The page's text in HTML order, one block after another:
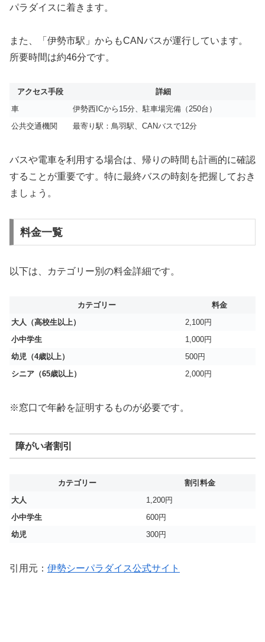
パラダイスに着きます。
また、「伊勢市駅」からもCANバスが運行しています。
所要時間は約46分です。
アクセス手段
詳細
車
伊勢西ICから15分、駐車場完備（250台）
公共交通機関
最寄り駅：鳥羽駅、CANバスで12分
バスや電車を利用する場合は、帰りの時間も計画的に確認
することが重要です。特に最終バスの時刻を把握しておき
ましょう。
料金一覧
以下は、カテゴリー別の料金詳細です。
カテゴリー
料金
大人（高校生以上）
2,100円
小中学生
1,000円
幼児（4歳以上）
500円
シニア（65歳以上）
2,000円
※窓口で年齢を証明するものが必要です。
障がい者割引
カテゴリー
割引料金
大人
1,200円
小中学生
600円
幼児
300円
引用元： 伊勢シーパラダイス公式サイト